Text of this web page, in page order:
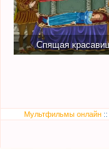
Спящая
Мультфильмы онлайн::